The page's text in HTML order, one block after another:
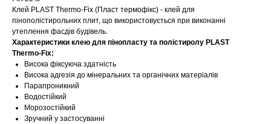
Клей PLAST Thermo-Fix (Пласт термофікс) - клей для
пінополістирольних плит, що використовується при виконанні
утеплення фасдів будівель.
Характеристики клею для пінопласту та полістиролу PLAST
Thermo-Fix:
Висока фіксуюча здатність
Висока адгезія до мінеральних та органічних матеріалів
Парапроникний
Водостійкий
Морозостійкий
Зручний у застосуванні